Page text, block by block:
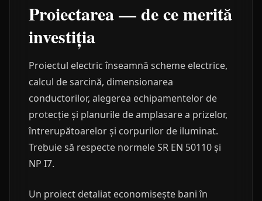
Proiectarea — de ce merită
investiția
Proiectul electric înseamnă scheme electrice,
calcul de sarcină, dimensionarea
conductorilor, alegerea echipamentelor de
protecție și planurile de amplasare a prizelor,
întrerupătoarelor și corpurilor de iluminat.
Trebuie să respecte normele SR EN 50110 și
NP I7.
Un proiect detaliat economisește bani în